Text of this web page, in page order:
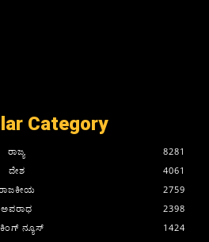
Category
ರಾಜ್ಯ
8281
ದೇಶ
4061
2759
ಅಪರಾಧ
2398
ನ್ಯೂಸ್
1424